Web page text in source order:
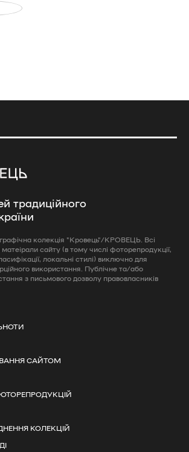
традиційного
колекція "Кровець"/КРОВЕЦЬ. Всі
сайту (в тому числі фоторепродукції,
локальні стилі) виключно для
використання. Публічне та/або
з письмового дозволу правовласників
САЙТОМ
КОЛЕКЦІЙ